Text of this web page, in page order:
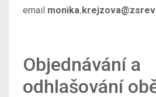
email
Objednávání a
odhlašování